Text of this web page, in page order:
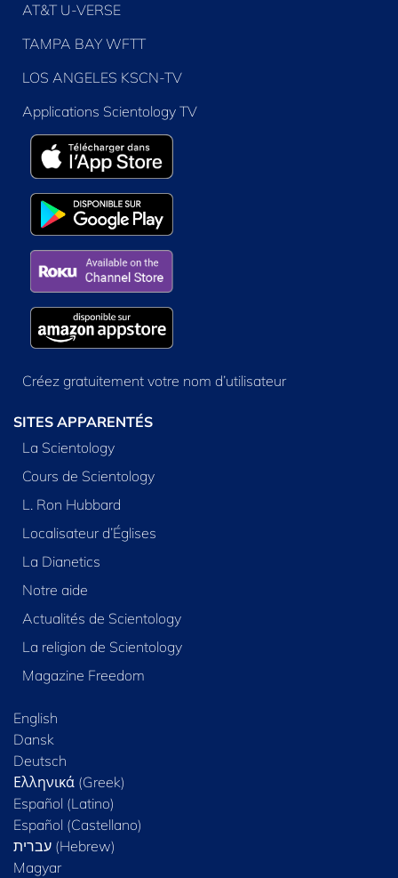
AT&T U-VERSE
TAMPA BAY WFTT
LOS ANGELES KSCN-TV
Applications Scientology TV
Créez gratuitement votre nom d’utilisateur
SITES APPARENTÉS
La Scientology
Cours de Scientology
L. Ron Hubbard
Localisateur d’Églises
La Dianetics
Notre aide
Actualités de Scientology
La religion de Scientology
Magazine Freedom
English
Dansk
Deutsch
Ελληνικά (Greek)
Español (Latino)
Español (Castellano)
Magyar